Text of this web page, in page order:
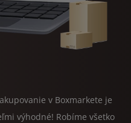
v Boxmarkete je
výhodné! Robíme všetko